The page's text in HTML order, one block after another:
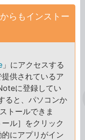
らもインストー
」にアクセスする
供されているア
に登録してい
ると、パソコンか
トールできま
ル］をクリック
にアプリがイン